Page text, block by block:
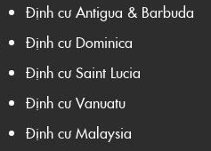
Định cư Antigua & Barbuda
Định cư Dominica
Định cư Saint Lucia
Định cư Vanuatu
Định cư Malaysia